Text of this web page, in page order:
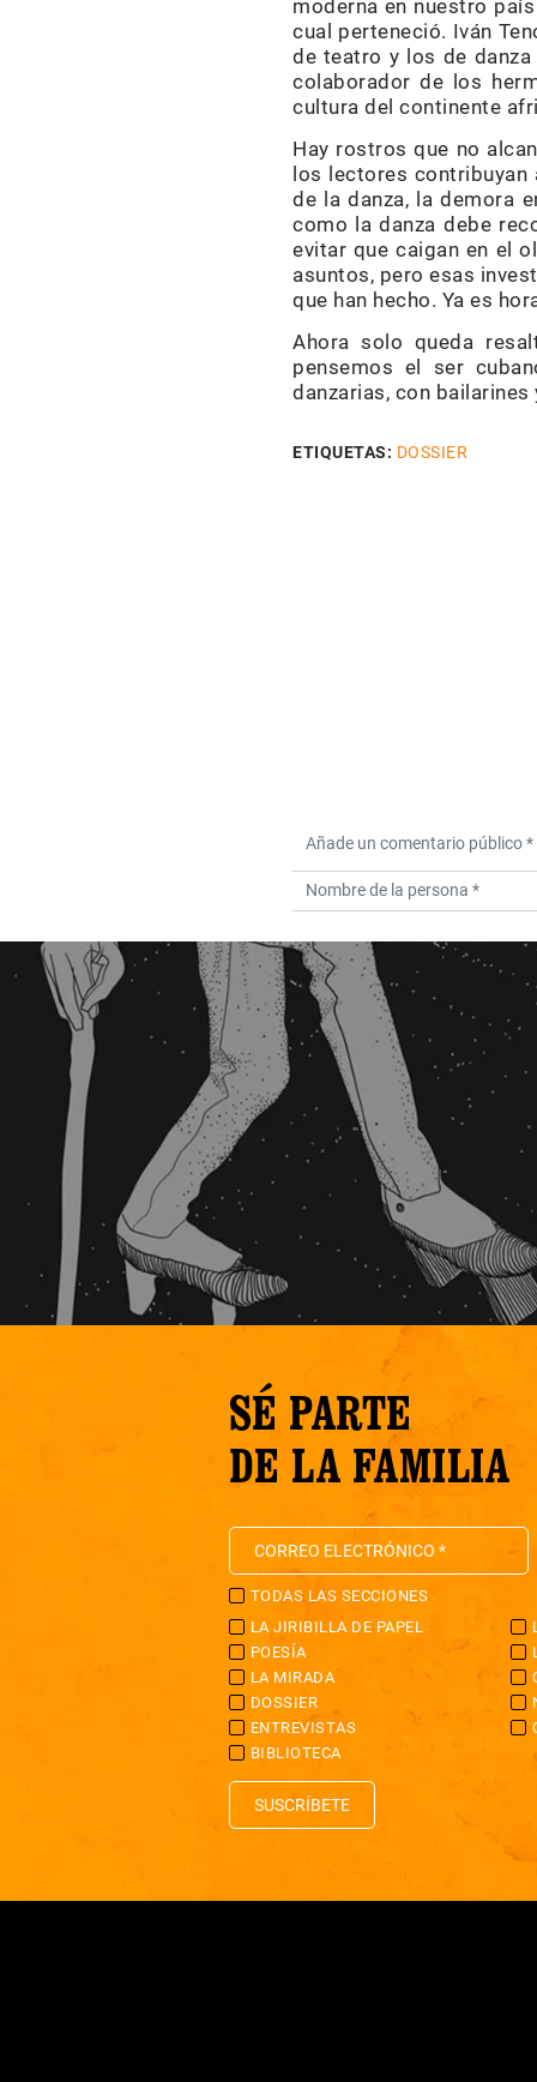
moderna en nuestro
cual perteneció. Iván
de teatro y los de
colaborador de los
cultura del continente
Hay rostros que no
los lectores
de la danza, la demora
como la danza debe
evitar que caigan en el
asuntos, pero esas
que han hecho. Ya es
Ahora solo queda
pensemos el ser
danzarias, con
ETIQUETAS: DOSSIER
SÉ PARTE
DE LA FAMILIA
TODAS LAS SECCIONES
LA JIRIBILLA DE PAPEL
POESÍA
LA MIRADA
DOSSIER
ENTREVISTAS
BIBLIOTECA
SUSCRÍBETE